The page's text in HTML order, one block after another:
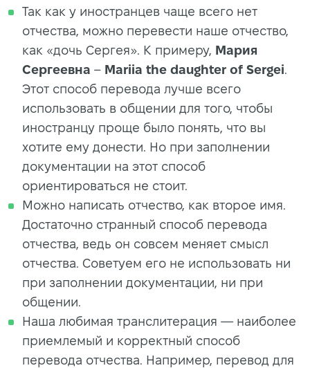
Так как у иностранцев чаще всего нет
отчества, можно перевести наше отчество,
как «дочь Сергея». К примеру, Мария
Сергеевна – Mariia the daughter of Sergei.
Этот способ перевода лучше всего
использовать в общении для того, чтобы
иностранцу проще было понять, что вы
хотите ему донести. Но при заполнении
документации на этот способ
ориентироваться не стоит.
Можно написать отчество, как второе имя.
Достаточно странный способ перевода
отчества, ведь он совсем меняет смысл
отчества. Советуем его не использовать ни
при заполнении документации, ни при
общении.
Наша любимая транслитерация — наиболее
приемлемый и корректный способ
перевода отчества. Например, перевод для